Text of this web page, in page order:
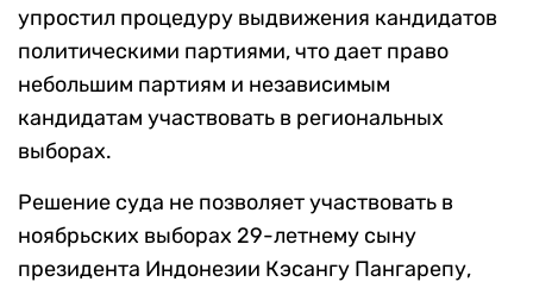
упростил процедуру выдвижения кандидатов
политическими партиями, что дает право
небольшим партиям и независимым
кандидатам участвовать в региональных
выборах.
Решение суда не позволяет участвовать в
ноябрьских выборах 29-летнему сыну
президента Индонезии Кэсангу Пангарепу,